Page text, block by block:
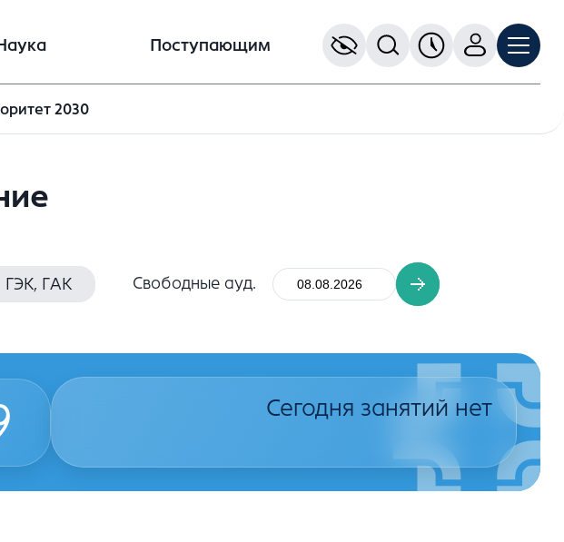
Поступающим
2030
ГЭК, ГАК Свободные ауд.
Сегодня занятий нет